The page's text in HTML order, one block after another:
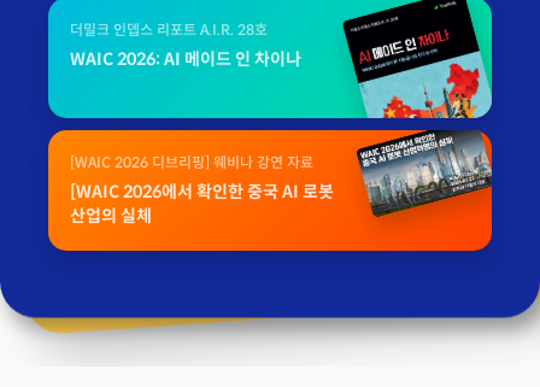
더밀크 인뎁스 리포트 A.I.R. 28호
WAIC 2026: AI 메이드 인 차이나
[WAIC 2026 디브리핑] 웨비나 강연 자료
[WAIC 2026에서 확인한 중국 AI 로봇
산업의 실체